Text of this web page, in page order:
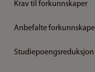
Krav til forkunnskaper
Anbefalte
Studiepoengsreduksjon